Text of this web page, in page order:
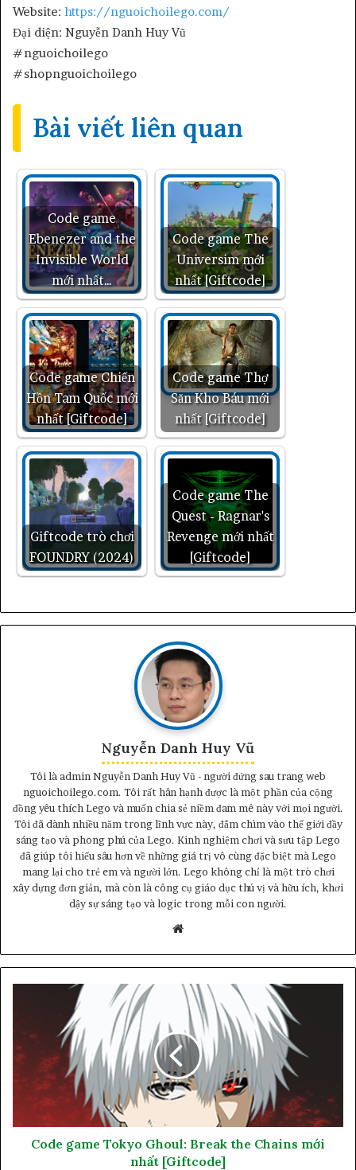
Website: https://nguoichoilego.com/
Đại diện: Nguyễn Danh Huy Vũ
#nguoichoilego
#shopnguoichoilego
Bài viết liên quan
Code game
Ebenezer and the
Invisible World
mới nhất…
Code game The
Universim mới
nhất [Giftcode]
Code game Chiến
Hồn Tam Quốc mới
nhất [Giftcode]
Code game Thợ
Săn Kho Báu mới
nhất [Giftcode]
Giftcode trò chơi
FOUNDRY (2024)
Code game The
Quest - Ragnar's
Revenge mới nhất
[Giftcode]
Nguyễn Danh Huy Vũ
Tôi là admin Nguyễn Danh Huy Vũ - người đứng sau trang web
nguoichoilego.com. Tôi rất hân hạnh được là một phần của cộng
đồng yêu thích Lego và muốn chia sẻ niềm đam mê này với mọi người.
Tôi đã dành nhiều năm trong lĩnh vực này, đắm chìm vào thế giới đầy
sáng tạo và phong phú của Lego. Kinh nghiệm chơi và sưu tập Lego
đã giúp tôi hiểu sâu hơn về những giá trị vô cùng đặc biệt mà Lego
mang lại cho trẻ em và người lớn. Lego không chỉ là một trò chơi
xây dựng đơn giản, mà còn là công cụ giáo dục thú vị và hữu ích, khơi
dậy sự sáng tạo và logic trong mỗi con người.
Code game Tokyo Ghoul: Break the Chains mới
nhất [Giftcode]